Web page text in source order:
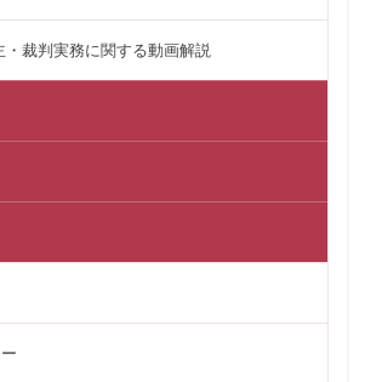
裁判実務に関する動画解説